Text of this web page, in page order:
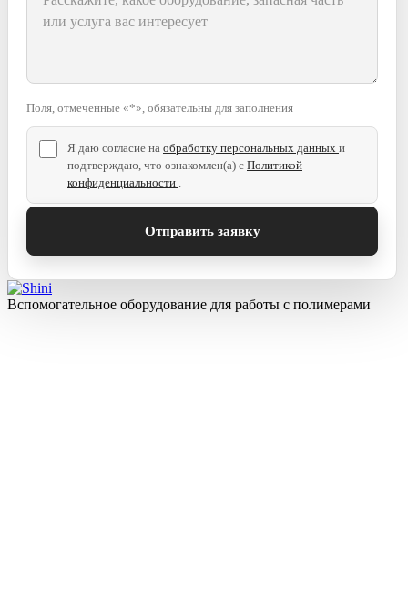
Поля, отмеченные «*», обязательны для заполнения
Я даю согласие на обработку персональных данных и
подтверждаю, что ознакомлен(а) с Политикой
конфиденциальности .
Вспомогательное оборудование для работы с полимерами